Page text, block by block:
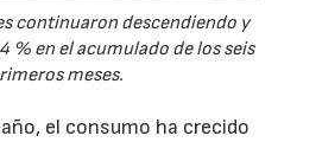
continuaron descendiendo y
% en el acumulado de los seis
meses.
el consumo ha crecido